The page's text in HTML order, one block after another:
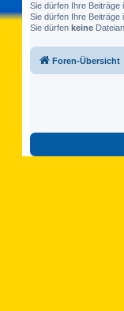
Sie dürfen Ihre Beiträge
Sie dürfen Ihre Beiträge
Sie dürfen keine
Foren-Übersicht